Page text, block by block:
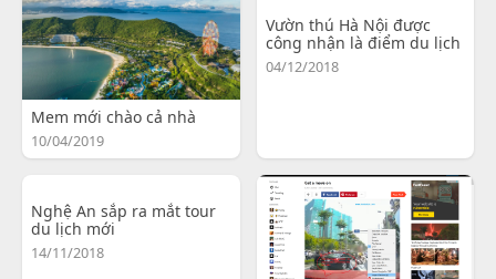
Mem mới chào cả nhà
10/04/2019
Vườn thú Hà Nội được
công nhận là điểm du lịch
04/12/2018
Nghệ An sắp ra mắt tour
du lịch mới
14/11/2018